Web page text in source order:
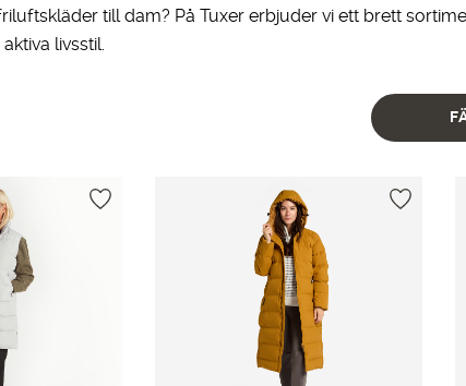
till dam? På Tuxer erbjuder vi ett brett
livsstil.